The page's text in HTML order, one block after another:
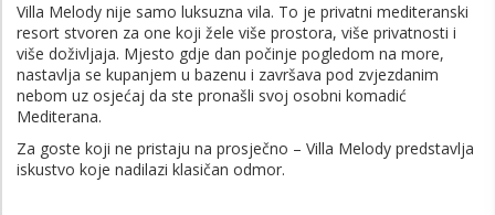
Villa Melody nije samo luksuzna vila. To je privatni mediteranski
resort stvoren za one koji žele više prostora, više privatnosti i
više doživljaja. Mjesto gdje dan počinje pogledom na more,
nastavlja se kupanjem u bazenu i završava pod zvjezdanim
nebom uz osjećaj da ste pronašli svoj osobni komadić
Mediterana.
Za goste koji ne pristaju na prosječno – Villa Melody predstavlja
iskustvo koje nadilazi klasičan odmor.